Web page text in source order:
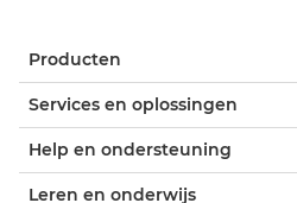
Producten
Services en oplossingen
Help en ondersteuning
Leren en onderwijs